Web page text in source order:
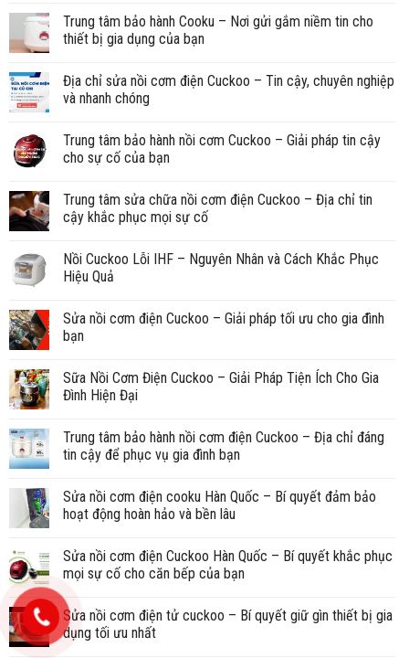
Trung tâm bảo hành Cooku – Nơi gửi gắm niềm tin cho
thiết bị gia dụng của bạn
Địa chỉ sửa nồi cơm điện Cuckoo – Tin cậy, chuyên nghiệp
và nhanh chóng
Trung tâm bảo hành nồi cơm Cuckoo – Giải pháp tin cậy
cho sự cố của bạn
Trung tâm sửa chữa nồi cơm điện Cuckoo – Địa chỉ tin
cậy khắc phục mọi sự cố
Nồi Cuckoo Lỗi IHF – Nguyên Nhân và Cách Khắc Phục
Hiệu Quả
Sửa nồi cơm điện Cuckoo – Giải pháp tối ưu cho gia đình
bạn
Sữa Nồi Cơm Điện Cuckoo – Giải Pháp Tiện Ích Cho Gia
Đình Hiện Đại
Trung tâm bảo hành nồi cơm điện Cuckoo – Địa chỉ đáng
tin cậy để phục vụ gia đình bạn
Sửa nồi cơm điện cooku Hàn Quốc – Bí quyết đảm bảo
hoạt động hoàn hảo và bền lâu
Sửa nồi cơm điện Cuckoo Hàn Quốc – Bí quyết khắc phục
mọi sự cố cho căn bếp của bạn
Sửa nồi cơm điện tử cuckoo – Bí quyết giữ gìn thiết bị gia
dụng tối ưu nhất